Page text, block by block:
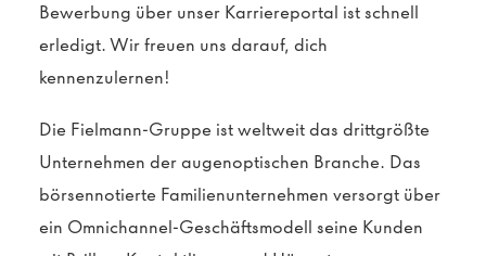
Bewerbung über unser Karriereportal ist schnell
erledigt. Wir freuen uns darauf, dich
kennenzulernen!
Die Fielmann-Gruppe ist weltweit das drittgrößte
Unternehmen der augenoptischen Branche. Das
börsennotierte Familienunternehmen versorgt über
ein Omnichannel-Geschäftsmodell seine Kunden